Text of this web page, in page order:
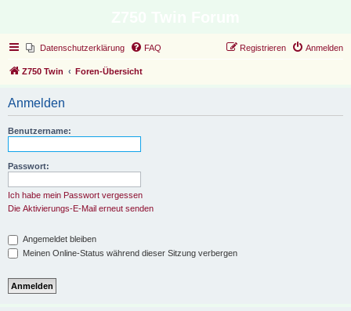
Datenschutzerklärung FAQ Anmelden
Registrieren
Z750 Twin Foren-Übersicht
Anmelden
Benutzername:
Passwort:
Ich habe mein Passwort vergessen
Die Aktivierungs-E-Mail erneut senden
Angemeldet bleiben
Meinen Online-Status während dieser Sitzung verbergen